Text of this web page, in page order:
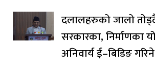
दलालहरुको जालो
सरकारका, निर्माणका
अनिवार्य ई–बिडिङ गरिने